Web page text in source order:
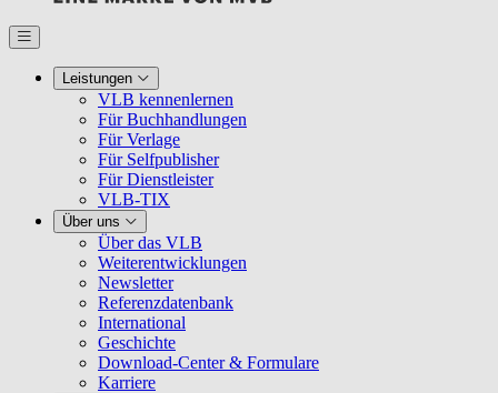
Leistungen
VLB kennenlernen
Für Buchhandlungen
Für Verlage
Für Selfpublisher
Für Dienstleister
VLB-TIX
Über uns
Über das VLB
Weiterentwicklungen
Newsletter
Referenzdatenbank
International
Geschichte
Download-Center & Formulare
Karriere